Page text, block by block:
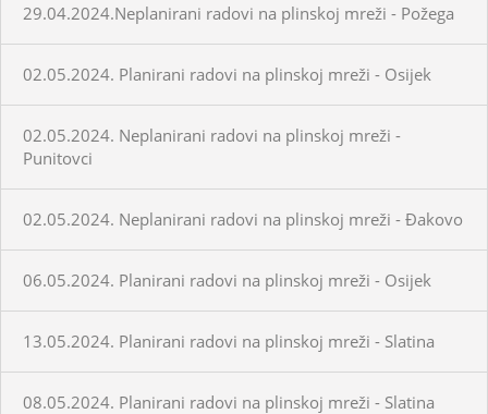
29.04.2024.Neplanirani radovi na plinskoj mreži - Požega
02.05.2024. Planirani radovi na plinskoj mreži - Osijek
02.05.2024. Neplanirani radovi na plinskoj mreži -
Punitovci
02.05.2024. Neplanirani radovi na plinskoj mreži - Đakovo
06.05.2024. Planirani radovi na plinskoj mreži - Osijek
13.05.2024. Planirani radovi na plinskoj mreži - Slatina
08.05.2024. Planirani radovi na plinskoj mreži - Slatina